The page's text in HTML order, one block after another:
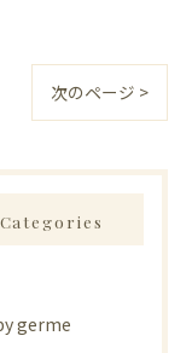
次のページ >
Categories
germe